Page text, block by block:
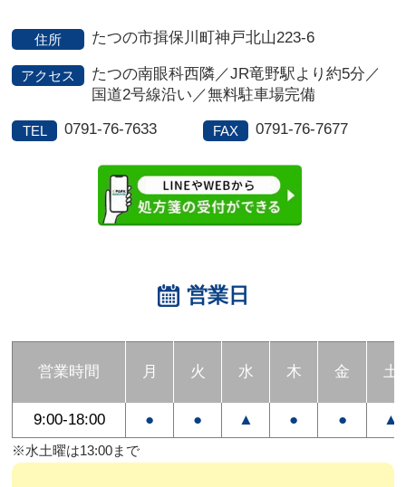
住所 たつの市揖保川町神戸北山223-6
アクセス
たつの南眼科西隣／JR竜野駅より約5分／
国道2号線沿い／無料駐車場完備
TEL 0791-76-7633 FAX 0791-76-7677
営業日
営業時間 月 火 水 木 金 土
9:00-18:00 ● ● ▲ ● ● ▲
※水土曜は13:00まで